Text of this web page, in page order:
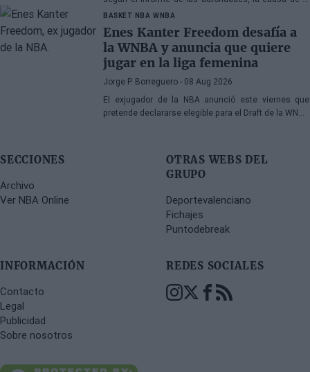
muerte fueron los efectos de la heroína y la cocaína
BASKET NBA WNBA
Enes Kanter Freedom desafía a
la WNBA y anuncia que quiere
jugar en la liga femenina
Jorge P. Borreguero - 08 Aug 2026
El exjugador de la NBA anunció este viernes que
pretende declararse elegible para el Draft de la WNBA
SECCIONES
Archivo
Ver NBA Online
OTRAS WEBS DEL
GRUPO
Deportevalenciano
Fichajes
Puntodebreak
INFORMACIÓN
Contacto
Legal
Publicidad
Sobre nosotros
REDES SOCIALES